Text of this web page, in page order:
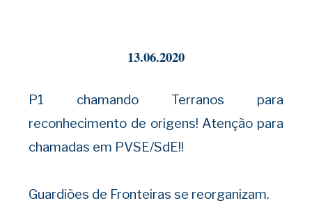
13.06.2020
P1 chamando Terranos para
reconhecimento de origens! Atenção para
chamadas em PVSE/SdE!!
Guardiões de Fronteiras se reorganizam.